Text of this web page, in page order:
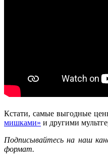
Кстати, самые выгодные
мишками» и другими
Подписывайтесь на наш
формат.